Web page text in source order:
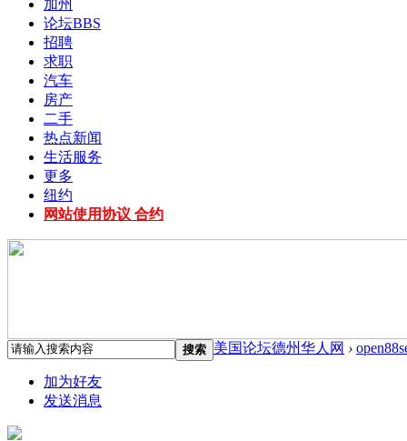
加州
论坛BBS
招聘
求职
汽车
房产
二手
热点新闻
生活服务
更多
纽约
网站使用协议 合约
搜索 美国论坛德州华人网 ›
加为好友
发送消息